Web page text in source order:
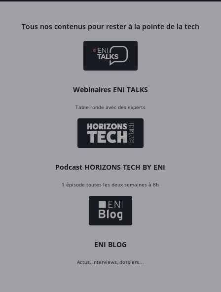
Tous nos contenus pour rester à la pointe de la tech
Webinaires ENI TALKS
Table ronde avec des experts
Podcast HORIZONS TECH BY ENI
1 épisode toutes les deux semaines à 8h
ENI BLOG
Actus, interviews, dossiers…